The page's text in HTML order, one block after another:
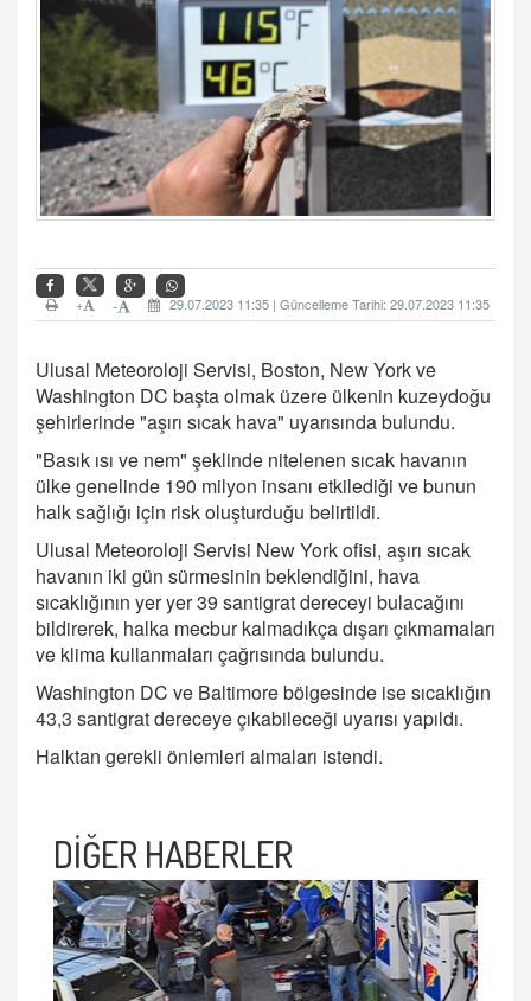
29.07.2023 11:35 | Güncelleme Tarihi: 29.07.2023 11:35
-
+
Ulusal Meteoroloji Servisi, Boston, New York ve
Washington DC başta olmak üzere ülkenin kuzeydoğu
şehirlerinde "aşırı sıcak hava" uyarısında bulundu.
"Basık ısı ve nem" şeklinde nitelenen sıcak havanın
ülke genelinde 190 milyon insanı etkilediği ve bunun
halk sağlığı için risk oluşturduğu belirtildi.
Ulusal Meteoroloji Servisi New York ofisi, aşırı sıcak
havanın iki gün sürmesinin beklendiğini, hava
sıcaklığının yer yer 39 santigrat dereceyi bulacağını
bildirerek, halka mecbur kalmadıkça dışarı çıkmamaları
ve klima kullanmaları çağrısında bulundu.
Washington DC ve Baltimore bölgesinde ise sıcaklığın
43,3 santigrat dereceye çıkabileceği uyarısı yapıldı.
Halktan gerekli önlemleri almaları istendi.
DİĞER HABERLER